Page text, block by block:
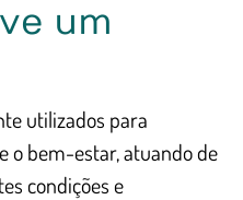
um
utilizados para
o bem-estar, atuando de
condições e